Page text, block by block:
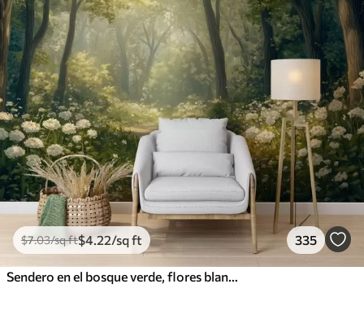
$7.03/sq ft$4.22/sq ft 335